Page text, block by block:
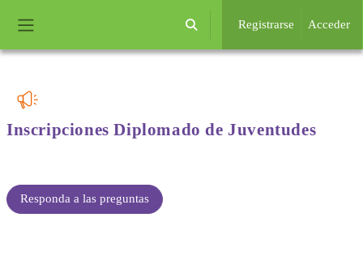
Selector de búsqueda de entrada
Registrarse Acceder
Inscripciones Diplomado de Juventudes
Responda a las preguntas